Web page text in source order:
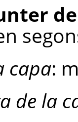
capa:
de la